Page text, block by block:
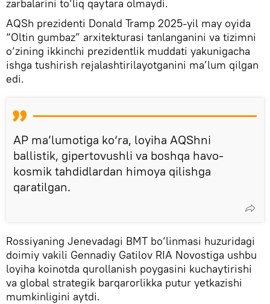
zarbalarini to‘liq qaytara olmaydi.
AQSh prezidenti Donald Tramp 2025-yil may oyida
“Oltin gumbaz” arxitekturasi tanlanganini va tizimni
o‘zining ikkinchi prezidentlik muddati yakunigacha
ishga tushirish rejalashtirilayotganini ma’lum qilgan
edi.
AP ma’lumotiga ko‘ra, loyiha AQShni
ballistik, gipertovushli va boshqa havo-
kosmik tahdidlardan himoya qilishga
qaratilgan.
Rossiyaning Jenevadagi BMT bo‘linmasi huzuridagi
doimiy vakili Gennadiy Gatilov RIA Novostiga ushbu
loyiha koinotda qurollanish poygasini kuchaytirishi
va global strategik barqarorlikka putur yetkazishi
mumkinligini aytdi.